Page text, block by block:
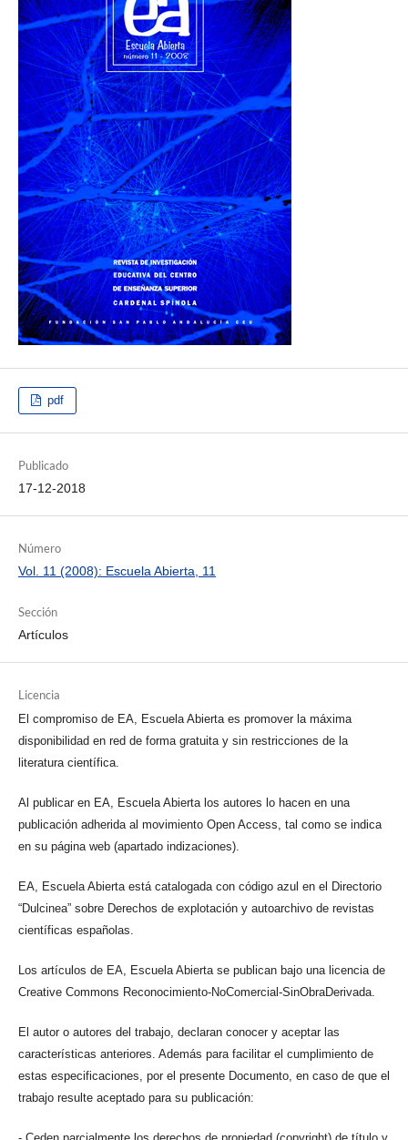
pdf
Publicado
17-12-2018
Número
Vol. 11 (2008): Escuela Abierta, 11
Sección
Artículos
Licencia
El compromiso de EA, Escuela Abierta es promover la máxima
disponibilidad en red de forma gratuita y sin restricciones de la
literatura científica.
Al publicar en EA, Escuela Abierta los autores lo hacen en una
publicación adherida al movimiento Open Access, tal como se indica
en su página web (apartado indizaciones).
EA, Escuela Abierta está catalogada con código azul en el Directorio
“Dulcinea” sobre Derechos de explotación y autoarchivo de revistas
científicas españolas.
Los artículos de EA, Escuela Abierta se publican bajo una licencia de
Creative Commons Reconocimiento-NoComercial-SinObraDerivada.
El autor o autores del trabajo, declaran conocer y aceptar las
características anteriores. Además para facilitar el cumplimiento de
estas especificaciones, por el presente Documento, en caso de que el
trabajo resulte aceptado para su publicación: